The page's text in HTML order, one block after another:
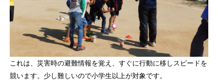
これは、災害時の避難情報を覚え、すぐに行動に移しスピードを
競います。少し難しいので小学生以上が対象です。